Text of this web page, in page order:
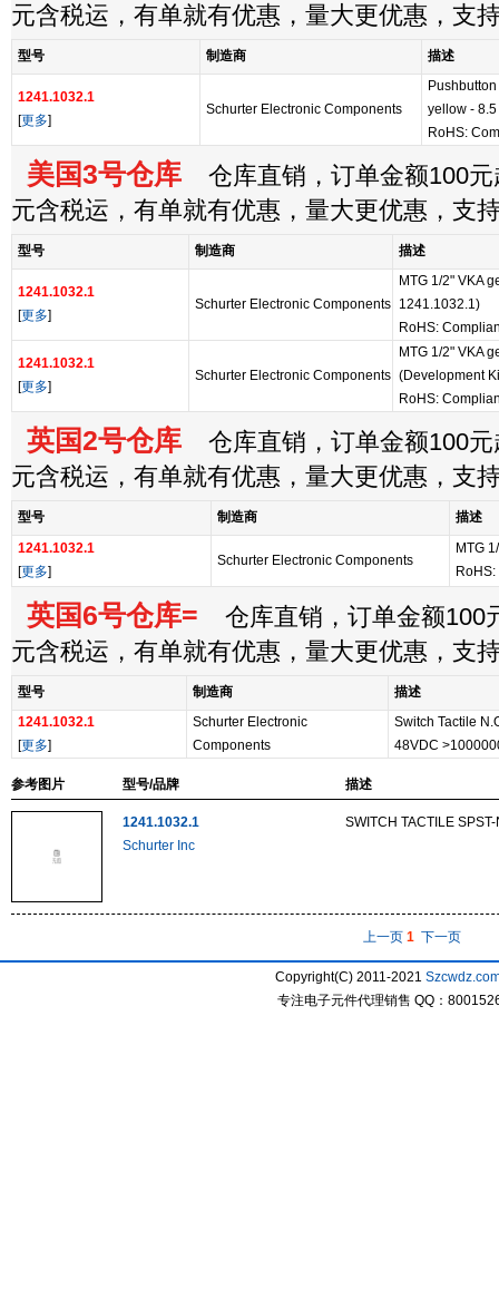
元含税运，有单就有优惠，量大更优惠，支
型号 制造商 描述
1241.1032.1
[更多]
Schurter Electronic Components
yellow - 8.5
RoHS:
美国3号仓库 仓库直销，订单金额100元
元含税运，有单就有优惠，量大更优惠，支
型号 制造商 描述
1241.1032.1
[更多]
Schurter Electronic Components
MTG 1/2" VKA
1241.1032.1)
RoHS:
1241.1032.1
[更多]
Schurter Electronic Components
MTG 1/2" VKA
(Development
RoHS:
英国2号仓库 仓库直销，订单金额100元
元含税运，有单就有优惠，量大更优惠，支
型号 制造商
描述
1241.1032.1
[更多]
Schurter Electronic Components
MTG
英国6号仓库= 仓库直销，订单金额100
元含税运，有单就有优惠，量大更优惠，支
型号 制造商
描述
1241.1032.1
[更多]
Schurter Electronic
Components
Switch Tactile
48VDC
参考图片 型号/品牌 描述
1241.1032.1
Schurter Inc
SWITCH TACTILE
上一页 1 下一页
Copyright(C) 2011-2021
专注电子元件代理销售 QQ：